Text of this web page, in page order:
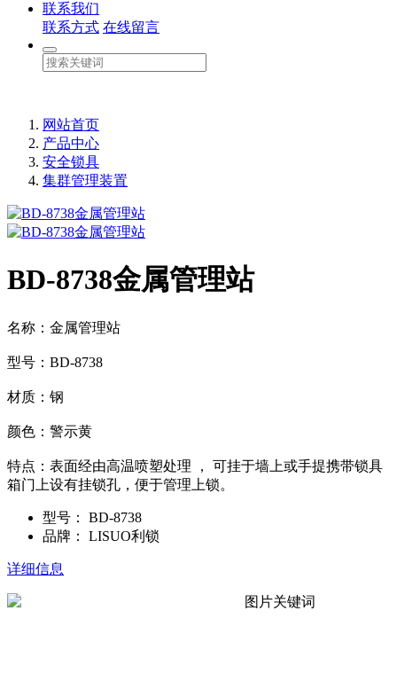
联系我们
联系方式 在线留言
网站首页
产品中心
安全锁具
集群管理装置
BD-8738金属管理站
名称：金属管理站
型号：BD-8738
材质：钢
颜色：警示黄
特点：表面经由高温喷塑处理 ， 可挂于墙上或手提携带锁具
箱门上设有挂锁孔，便于管理上锁。
型号：
BD-8738
品牌：
LISUO利锁
详细信息